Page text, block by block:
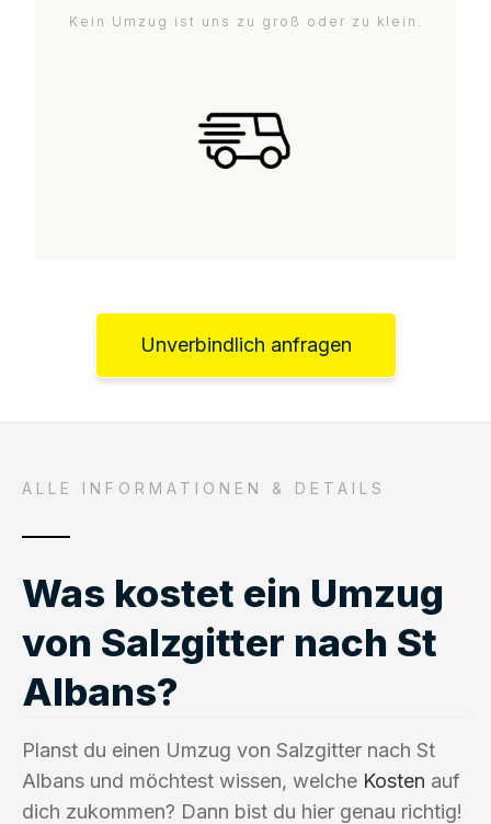
Kein Umzug ist uns zu groß oder zu klein.
Unverbindlich anfragen
ALLE INFORMATIONEN & DETAILS
Was kostet ein Umzug
von Salzgitter nach St
Albans?
Planst du einen Umzug von Salzgitter nach St
Albans und möchtest wissen, welche Kosten auf
dich zukommen? Dann bist du hier genau richtig!